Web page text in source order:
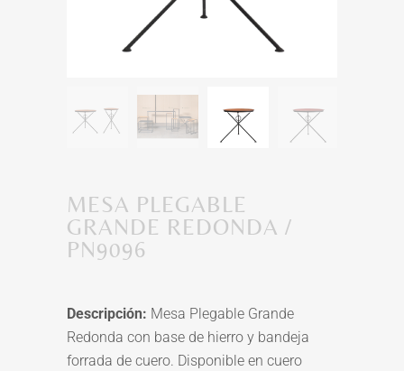
MESA PLEGABLE
GRANDE REDONDA /
PN9096
Descripción: Mesa Plegable Grande
Redonda con base de hierro y bandeja
forrada de cuero. Disponible en cuero